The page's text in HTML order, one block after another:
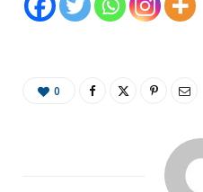
0